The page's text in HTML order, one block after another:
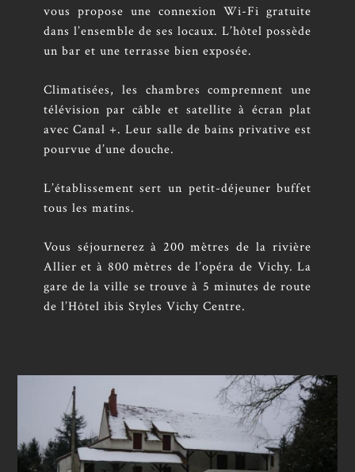
vous propose une connexion Wi-Fi gratuite
dans l’ensemble de ses locaux. L’hôtel possède
un bar et une terrasse bien exposée.
Climatisées, les chambres comprennent une
télévision par câble et satellite à écran plat
avec Canal +. Leur salle de bains privative est
pourvue d’une douche.
L’établissement sert un petit-déjeuner buffet
tous les matins.
Vous séjournerez à 200 mètres de la rivière
Allier et à 800 mètres de l’opéra de Vichy. La
gare de la ville se trouve à 5 minutes de route
de l’Hôtel ibis Styles Vichy Centre.